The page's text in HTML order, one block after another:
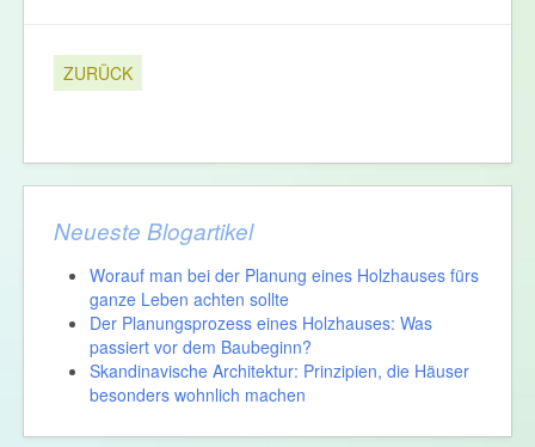
ZURÜCK
Neueste Blogartikel
Worauf man bei der Planung eines Holzhauses fürs
ganze Leben achten sollte
Der Planungsprozess eines Holzhauses: Was
passiert vor dem Baubeginn?
Skandinavische Architektur: Prinzipien, die Häuser
besonders wohnlich machen